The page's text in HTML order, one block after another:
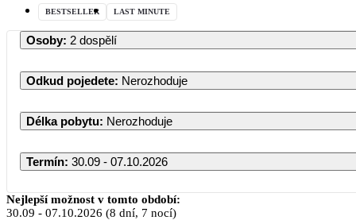
BESTSELLER LAST MINUTE
Osoby: 2 dospělí
Odkud pojedete: Nerozhoduje
Délka pobytu: Nerozhoduje
Termín: 30.09 - 07.10.2026
Nejlepší možnost v tomto období:
30.09 - 07.10.2026 (8 dní, 7 nocí)